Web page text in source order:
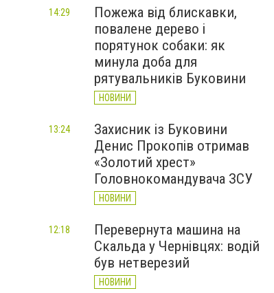
Пожежа від блискавки,
повалене дерево і
порятунок собаки: як
минула доба для
рятувальників Буковини
НОВИНИ
14:29
Захисник із Буковини
Денис Прокопів отримав
«Золотий хрест»
Головнокомандувача ЗСУ
НОВИНИ
13:24
Перевернута машина на
Скальда у Чернівцях: водій
був нетверезий
НОВИНИ
12:18